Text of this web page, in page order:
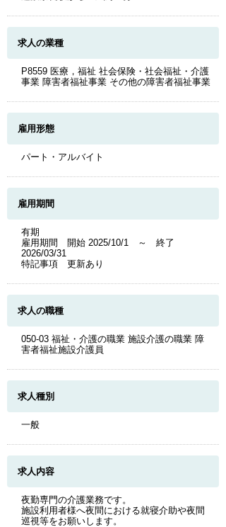
求人の業種
P8559 医療，福祉 社会保険・社会福祉・介護
事業 障害者福祉事業 その他の障害者福祉事業
雇用形態
パート・アルバイト
雇用期間
有期
雇用期間 開始 2025/10/1 ～ 終了
2026/03/31
特記事項 更新あり
求人の職種
050-03 福祉・介護の職業 施設介護の職業 障
害者福祉施設介護員
求人種別
一般
求人内容
夜勤専門の介護業務です。
施設利用者様へ夜間における就寝介助や夜間
巡視等をお願いします。